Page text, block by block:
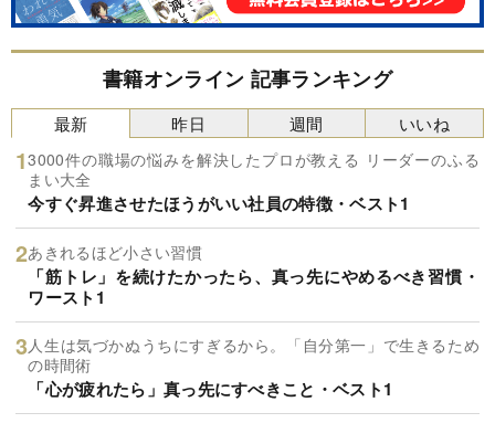
書籍オンライン 記事ランキング
最新
3000件の職場の悩みを解決したプロが教える リーダーのふる
まい大全
今すぐ昇進させたほうがいい社員の特徴・ベスト1
あきれるほど小さい習慣
「筋トレ」を続けたかったら、真っ先にやめるべき習慣・
ワースト1
人生は気づかぬうちにすぎるから。「自分第一」で生きるため
の時間術
「心が疲れたら」真っ先にすべきこと・ベスト1
昨日 週間 いいね